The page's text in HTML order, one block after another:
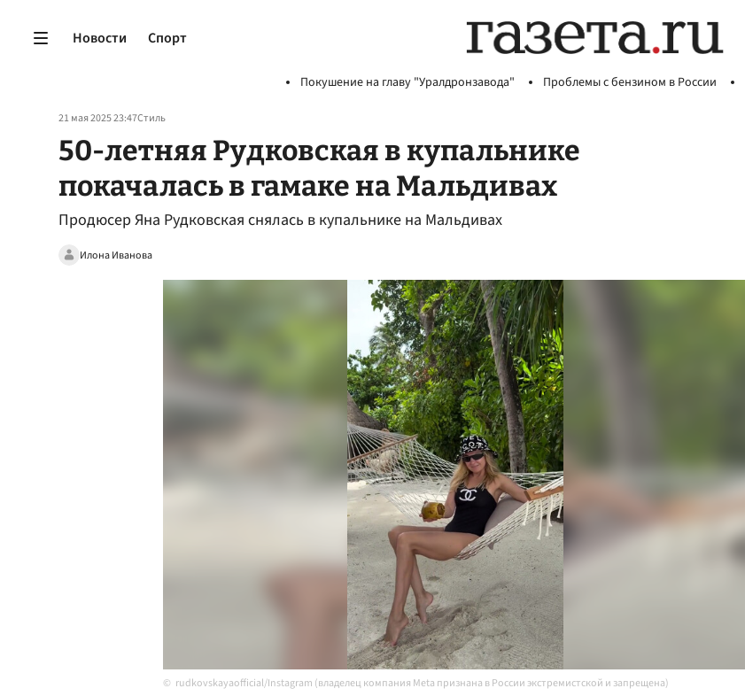
Новости Спорт
Покушение на главу "Уралдронзавода" Проблемы с бензином в России
21 мая 2025 23:47Стиль
50-летняя Рудковская в купальнике
покачалась в гамаке на Мальдивах
Продюсер Яна Рудковская снялась в купальнике на Мальдивах
Илона Иванова
rudkovskayaofficial/Instagram (владелец компания Meta признана в России экстремистской и запрещена)